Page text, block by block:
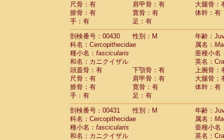
尺骨：有
肩甲骨：有
大腿骨：
腓骨：有
寛骨：有
体幹：有
手：有
足：有
剖検番号：00430
性別：M
年齢：
科名：Cercopithecidae
属名：
種小名： fascicularis
亜種小名
和名：カニクイザル
英名：
頭蓋骨：有
下顎骨：有
上腕骨：
尺骨：有
肩甲骨：有
大腿骨：
腓骨：有
寛骨：有
体幹：有
手：有
足：有
剖検番号：00431
性別：M
年齢：
科名：Cercopithecidae
属名：
種小名： fascicularis
亜種小名
和名：カニクイザル
英名：